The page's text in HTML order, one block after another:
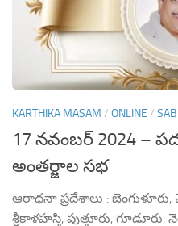
KARTHIKA MASAM / ONLINE /
17 నవంబర్ 2024 –
అంతర్జాల సభ
ఆరాధనా ప్రదేశాలు : బెంగుళూరు,
శ్రీకాళహస్తి, పుత్తూరు, గూడూరు,